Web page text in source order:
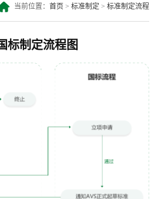
当前位置： 首页 > 标准制定 > 标准制定流程
标制定流程图